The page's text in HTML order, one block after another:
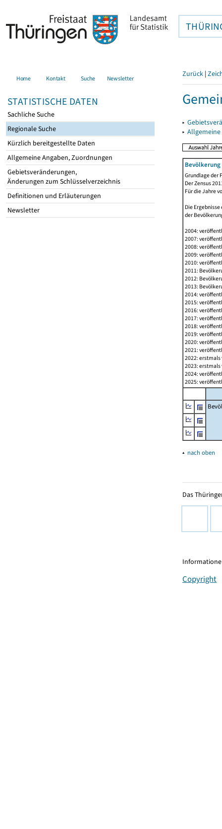
Home Kontakt Suche Newsletter
STATISTISCHE DATEN
Sachliche Suche
Regionale Suche
Kürzlich bereitgestellte Daten
Allgemeine Angaben, Zuordnungen
Gebietsveränderungen,
Änderungen zum Schlüsselverzeichnis
Definitionen und Erläuterungen
Newsletter
Zurück |
▸
▸
Grundlage der
Der Zensus
Für die Jahre
Die
der
2004:
2007:
2008:
2009:
2010:
2011:
2012:
2013:
2014:
2015:
2016:
2017:
2018:
2019:
2020:
2021:
2022:
2023:
2024:
2025:
▴ nach oben
Das
Copyright